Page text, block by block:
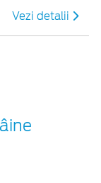
Vezi detalii